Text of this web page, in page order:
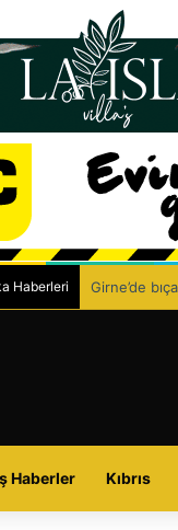
Haberleri Girne’de
Haberler Kıbrıs